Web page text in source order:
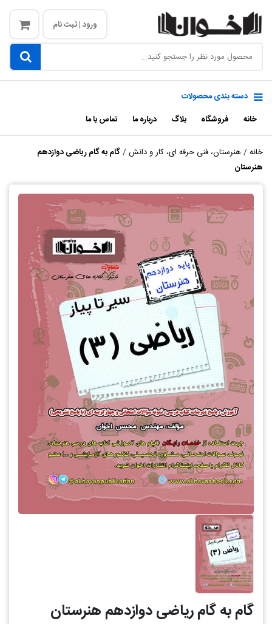
ورود | ثبت نام
دسته بندی محصولات
خانه
فروشگاه بلاگ درباره ما تماس با ما
خانه/ هنرستان، فنی حرفه ای، کار و دانش/گام به گام ریاضی دوازدهم
هنرستان
گام به گام ریاضی دوازدهم هنرستان